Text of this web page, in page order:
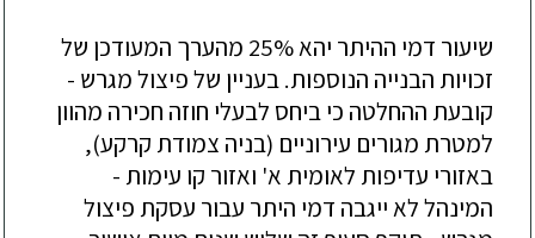
שיעור דמי ההיתר יהא 25% מהערך המעודכן של
זכויות הבנייה הנוספות. בעניין של פיצול מגרש -
קובעת ההחלטה כי ביחס לבעלי חוזה חכירה מהוון
למטרת מגורים עירוניים (בניה צמודת קרקע),
באזורי עדיפות לאומית א' ואזור קו עימות -
המינהל לא ייגבה דמי היתר עבור עסקת פיצול